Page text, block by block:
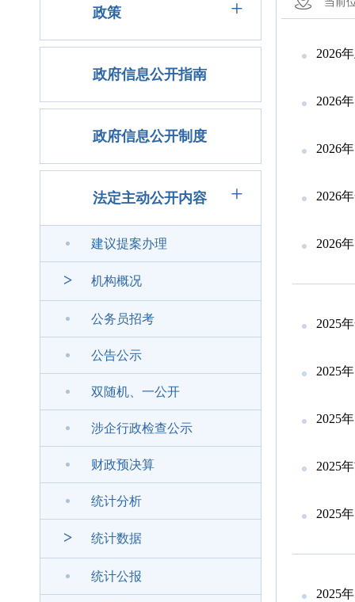
政策 +
政府信息公开指南
政府信息公开制度
法定主动公开内容 +
建议提案办理
> 机构概况
公务员招考
公告公示
双随机、一公开
涉企行政检查公示
财政预决算
统计分析
> 统计数据
统计公报
2026
2026
2026
2026
2026
2025
2025
2025
2025
2025
2025